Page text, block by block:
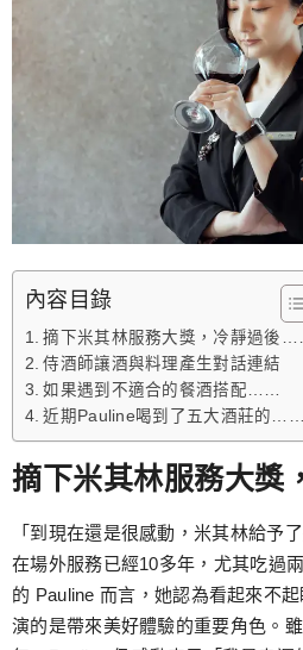
內容目錄
摘下米其林服務大獎，冷靜過後
侍酒師讓酒與料理產生對話連結
如果遇到不適合的餐酒搭配……
近期Pauline喝到了五大酒莊的……
摘下米其林服務大
「到現在還是很感動，米其林給予
在場外服務已經10多年，尤其吃過
的 Pauline 而言，她認為看起來不
演的是帶來美好體驗的重要角色。